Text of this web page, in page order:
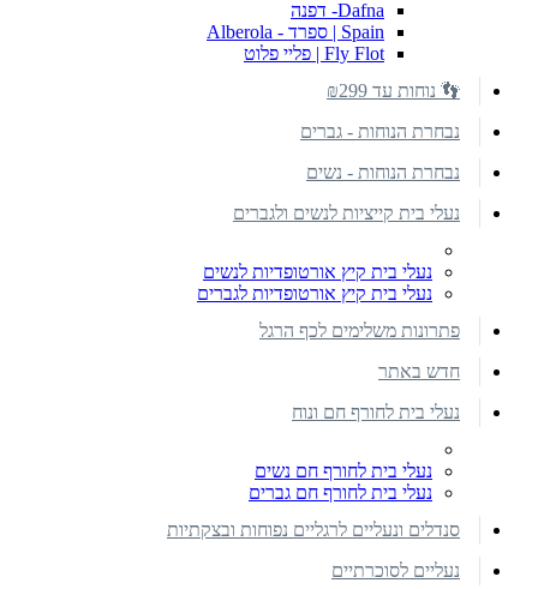
Dafna- דפנה
Spain | ספרד - Alberola
Fly Flot | פליי פלוט
👣 נוחות עד ₪299
נבחרת הנוחות - גברים
נבחרת הנוחות - נשים
נעלי בית קייציות לנשים ולגברים
נעלי בית קיץ אורטופדיות לנשים
נעלי בית קיץ אורטופדיות לגברים
פתרונות משלימים לכף הרגל
חדש באתר
נעלי בית לחורף חם ונוח
נעלי בית לחורף חם נשים
נעלי בית לחורף חם גברים
סנדלים ונעליים לרגליים נפוחות ובצקתיות
נעליים לסוכרתיים